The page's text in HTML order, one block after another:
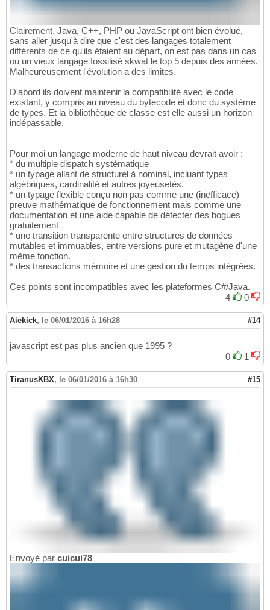
Clairement. Java, C++, PHP ou JavaScript ont bien évolué,
sans aller jusqu'à dire que c'est des langages totalement
différents de ce qu'ils étaient au départ, on est pas dans un cas
ou un vieux langage fossilisé skwat le top 5 depuis des années.
Malheureusement l'évolution a des limites.
D'abord ils doivent maintenir la compatibilité avec le code
existant, y compris au niveau du bytecode et donc du système
de types. Et la bibliothèque de classe est elle aussi un horizon
indépassable.
Pour moi un langage moderne de haut niveau devrait avoir :
* du multiple dispatch systématique
* un typage allant de structurel à nominal, incluant types
algébriques, cardinalité et autres joyeusetés.
* un typage flexible conçu non pas comme une (inefficace)
preuve mathématique de fonctionnement mais comme une
documentation et une aide capable de détecter des bogues
gratuitement
* une transition transparente entre structures de données
mutables et immuables, entre versions pure et mutagène d'une
même fonction.
* des transactions mémoire et une gestion du temps intégrées.
Ces points sont incompatibles avec les plateformes C#/Java.
4
0
Aiekick, le 06/01/2016 à 16h28 #14
javascript est pas plus ancien que 1995 ?
0
1
TiranusKBX, le 06/01/2016 à 16h30 #15
Envoyé par cuicui78